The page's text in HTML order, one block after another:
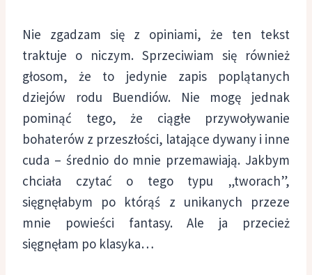
Nie zgadzam się z opiniami, że ten tekst
traktuje o niczym. Sprzeciwiam się również
głosom, że to jedynie zapis poplątanych
dziejów rodu Buendiów. Nie mogę jednak
pominąć tego, że ciągłe przywoływanie
bohaterów z przeszłości, latające dywany i inne
cuda – średnio do mnie przemawiają. Jakbym
chciała czytać o tego typu „tworach”,
sięgnęłabym po którąś z unikanych przeze
mnie powieści fantasy. Ale ja przecież
sięgnęłam po klasyka…